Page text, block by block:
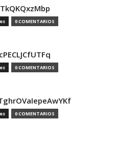
0 COMENTARIOS
0 COMENTARIOS
0 COMENTARIOS